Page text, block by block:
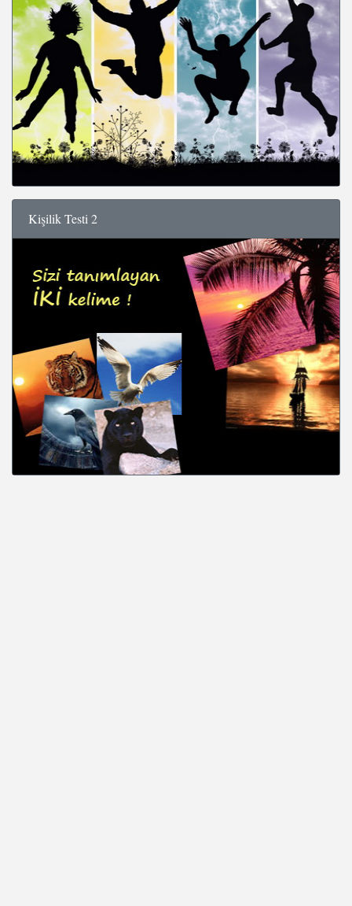
Kişilik Testi 2